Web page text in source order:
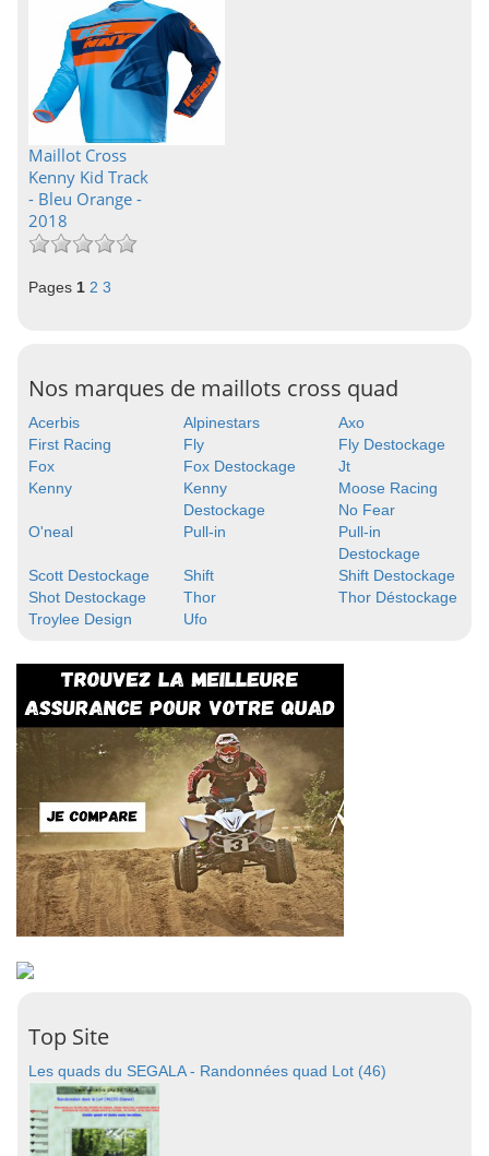
Maillot Cross
Kenny Kid Track
- Bleu Orange -
2018
Pages 1 2 3
Nos marques de maillots cross quad
Acerbis Alpinestars
Axo
First Racing
Fly
Fly Destockage
Fox
Fox Destockage
Jt
Kenny
Kenny
Destockage
Moose Racing
No Fear
O'neal
Pull-in
Pull-in
Destockage
Scott Destockage
Shift
Shift Destockage
Shot Destockage
Thor
Thor Déstockage
Troylee Design
Ufo
Top Site
Les quads du SEGALA - Randonnées quad Lot (46)